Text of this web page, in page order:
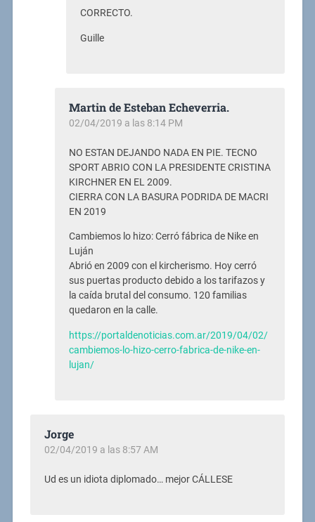
CORRECTO.
Guille
Martin de Esteban Echeverria.
02/04/2019 a las 8:14 PM
NO ESTAN DEJANDO NADA EN PIE. TECNO
SPORT ABRIO CON LA PRESIDENTE CRISTINA
KIRCHNER EN EL 2009.
CIERRA CON LA BASURA PODRIDA DE MACRI
EN 2019
Cambiemos lo hizo: Cerró fábrica de Nike en
Luján
Abrió en 2009 con el kircherismo. Hoy cerró
sus puertas producto debido a los tarifazos y
la caída brutal del consumo. 120 familias
quedaron en la calle.
https://portaldenoticias.com.ar/2019/04/02/
cambiemos-lo-hizo-cerro-fabrica-de-nike-en-
lujan/
Jorge
02/04/2019 a las 8:57 AM
Ud es un idiota diplomado… mejor CÁLLESE